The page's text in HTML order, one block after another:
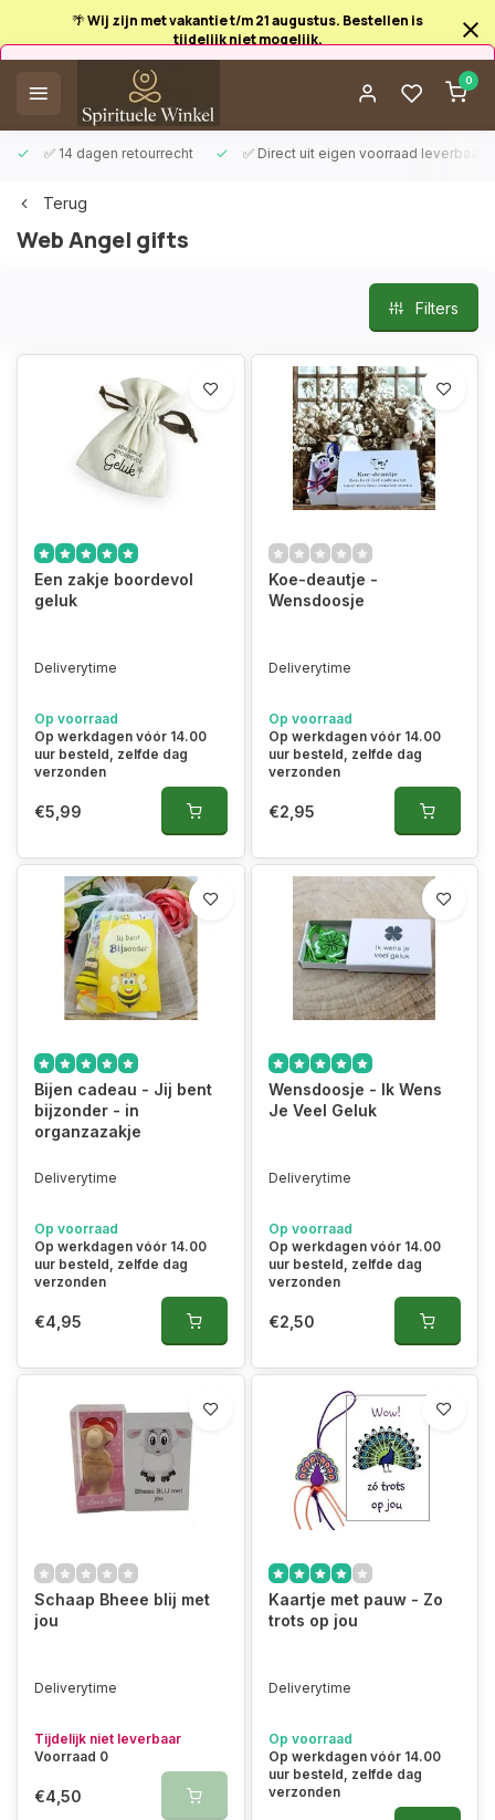
🌴 Wij zijn met vakantie t/m 21 augustus. Bestellen is
tijdelijk niet mogelijk.
0
✅ 14 dagen retourrecht ✅ Direct uit eigen voorraad leverbaar
Afrekenen is uitgeschakeld.
Terug
Web Angel gifts
Filters
Een zakje boordevol
geluk
Deliverytime
Op voorraad
Op werkdagen vóór 14.00
uur besteld, zelfde dag
verzonden
€5,99
Koe-deautje -
Wensdoosje
Deliverytime
Op voorraad
Op werkdagen vóór 14.00
uur besteld, zelfde dag
verzonden
€2,95
Bijen cadeau - Jij bent
bijzonder - in
organzazakje
Deliverytime
Op voorraad
Op werkdagen vóór 14.00
uur besteld, zelfde dag
verzonden
€4,95
Wensdoosje - Ik Wens
Je Veel Geluk
Deliverytime
Op voorraad
Op werkdagen vóór 14.00
uur besteld, zelfde dag
verzonden
€2,50
Schaap Bheee blij met
jou
Deliverytime
Tijdelijk niet leverbaar
Voorraad 0
€4,50
Kaartje met pauw - Zo
trots op jou
Deliverytime
Op voorraad
Op werkdagen vóór 14.00
uur besteld, zelfde dag
verzonden